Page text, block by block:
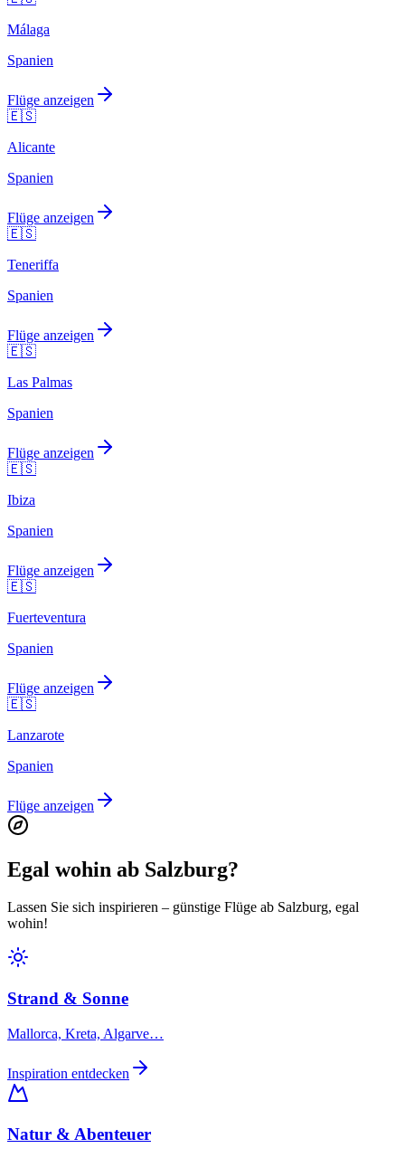
Málaga
Spanien
Flüge anzeigen
🇪🇸
Alicante
Spanien
Flüge anzeigen
🇪🇸
Teneriffa
Spanien
Flüge anzeigen
🇪🇸
Las Palmas
Spanien
Flüge anzeigen
🇪🇸
Ibiza
Spanien
Flüge anzeigen
🇪🇸
Fuerteventura
Spanien
Flüge anzeigen
🇪🇸
Lanzarote
Spanien
Flüge anzeigen
Egal wohin ab Salzburg?
Lassen Sie sich inspirieren – günstige Flüge ab Salzburg, egal
wohin!
Strand & Sonne
Mallorca, Kreta, Algarve…
Inspiration entdecken
Natur & Abenteuer